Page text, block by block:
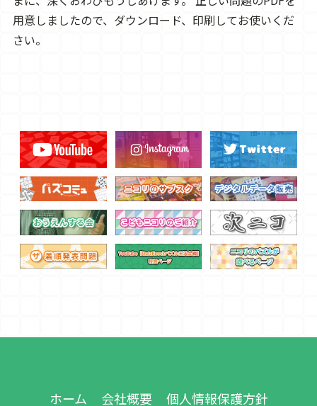
用意しましたので、ダウンロード、印刷してお使いくだ
さい。
ホーム 会社概要 個人情報保護方針